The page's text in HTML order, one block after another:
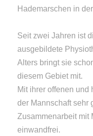
Hademarschen in
Seit zwei Jahren ist
ausgebildete
Alters bringt sie
diesem Gebiet mit.
Mit ihrer offenen und
der Mannschaft sehr
Zusammenarbeit mit
einwandfrei.